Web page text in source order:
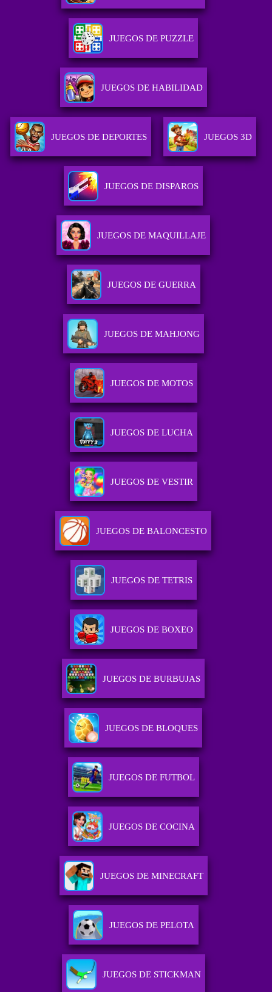
JUEGOS DE PUZZLE
JUEGOS DE HABILIDAD
JUEGOS DE DEPORTES JUEGOS 3D
JUEGOS DE DISPAROS
JUEGOS DE MAQUILLAJE
JUEGOS DE GUERRA
JUEGOS DE MAHJONG
JUEGOS DE MOTOS
JUEGOS DE LUCHA
JUEGOS DE VESTIR
JUEGOS DE BALONCESTO
JUEGOS DE TETRIS
JUEGOS DE BOXEO
JUEGOS DE BURBUJAS
JUEGOS DE BLOQUES
JUEGOS DE FUTBOL
JUEGOS DE COCINA
JUEGOS DE MINECRAFT
JUEGOS DE PELOTA
JUEGOS DE STICKMAN